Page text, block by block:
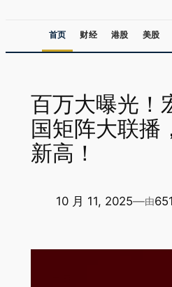
首页 财经 港股 美股
百万大曝光！
国矩阵大联播
新高！
10 月 11, 2025—由